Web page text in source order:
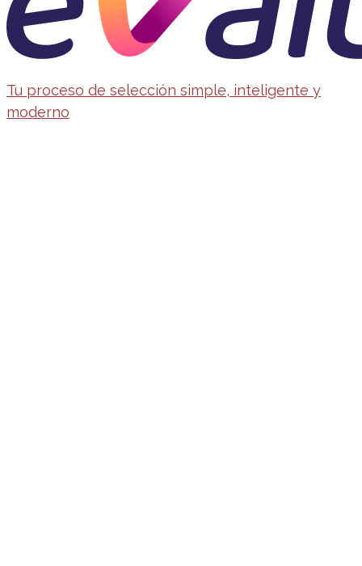
Tu proceso de selección simple, inteligente y
moderno